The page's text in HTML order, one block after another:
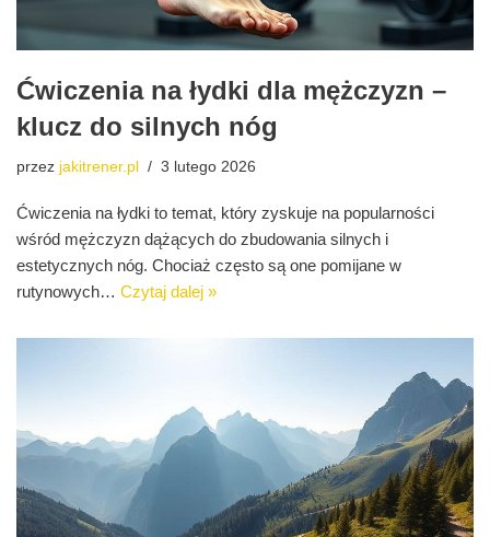
Ćwiczenia na łydki dla mężczyzn –
klucz do silnych nóg
przez jakitrener.pl 3 lutego 2026
Ćwiczenia na łydki to temat, który zyskuje na popularności
wśród mężczyzn dążących do zbudowania silnych i
estetycznych nóg. Chociaż często są one pomijane w
rutynowych… Czytaj dalej »